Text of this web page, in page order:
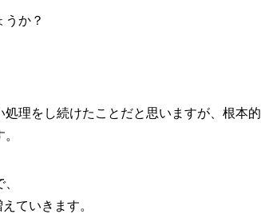
か？
理をし続けたことだと思いますが、根本的
ていきます。